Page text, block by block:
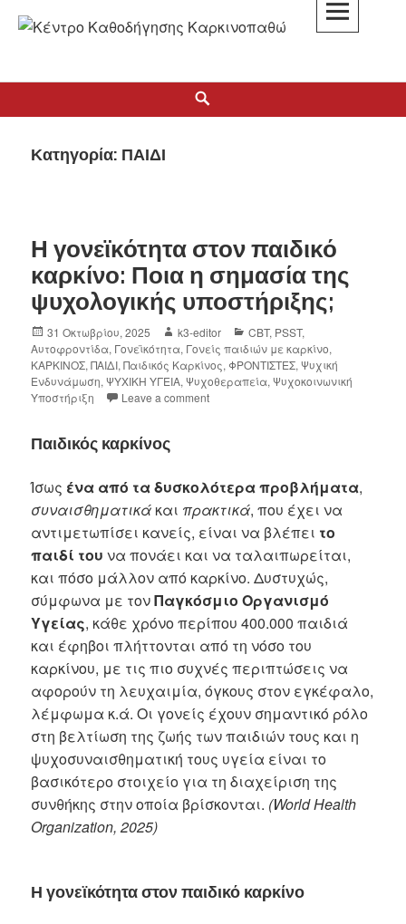
Κατηγορία: ΠΑΙΔΙ
Η γονεϊκότητα στον παιδικό
καρκίνο: Ποια η σημασία της
ψυχολογικής υποστήριξης;
31 Οκτωβρίου, 2025 k3-editor CBT, PSST,
Αυτοφροντίδα, Γονεϊκότητα, Γονείς παιδιών με καρκίνο,
ΚΑΡΚΙΝΟΣ,ΠΑΙΔΙ,Παιδικός Καρκίνος, ΦΡΟΝΤΙΣΤΕΣ,Ψυχική
Ενδυνάμωση,ΨΥΧΙΚΗ ΥΓΕΙΑ,Ψυχοθεραπεία,Ψυχοκοινωνική
Υποστήριξη
Leave a comment
Παιδικός καρκίνος
Ίσως ένα από τα δυσκολότερα προβλήματα,
συναισθηματικά και πρακτικά, που έχει να
αντιμετωπίσει κανείς, είναι να βλέπει το
παιδί του να πονάει και να ταλαιπωρείται,
και πόσο μάλλον από καρκίνο. Δυστυχώς,
σύμφωνα με τονΠαγκόσμιο Οργανισμό
Υγείας, κάθε χρόνο περίπου 400.000 παιδιά
και έφηβοι πλήττονται από τη νόσο του
καρκίνου, με τις πιο συχνές περιπτώσεις να
αφορούν τη λευχαιμία, όγκους στον εγκέφαλο,
λέμφωμα κ.ά. Οι γονείς έχουν σημαντικό ρόλο
στη βελτίωση της ζωής των παιδιών τους και η
ψυχοσυναισθηματική τους υγεία είναι το
βασικότερο στοιχείο για τη διαχείριση της
συνθήκης στην οποία βρίσκονται. (World Health
Organization, 2025)
Η γονεϊκότητα στον παιδικό καρκίνο